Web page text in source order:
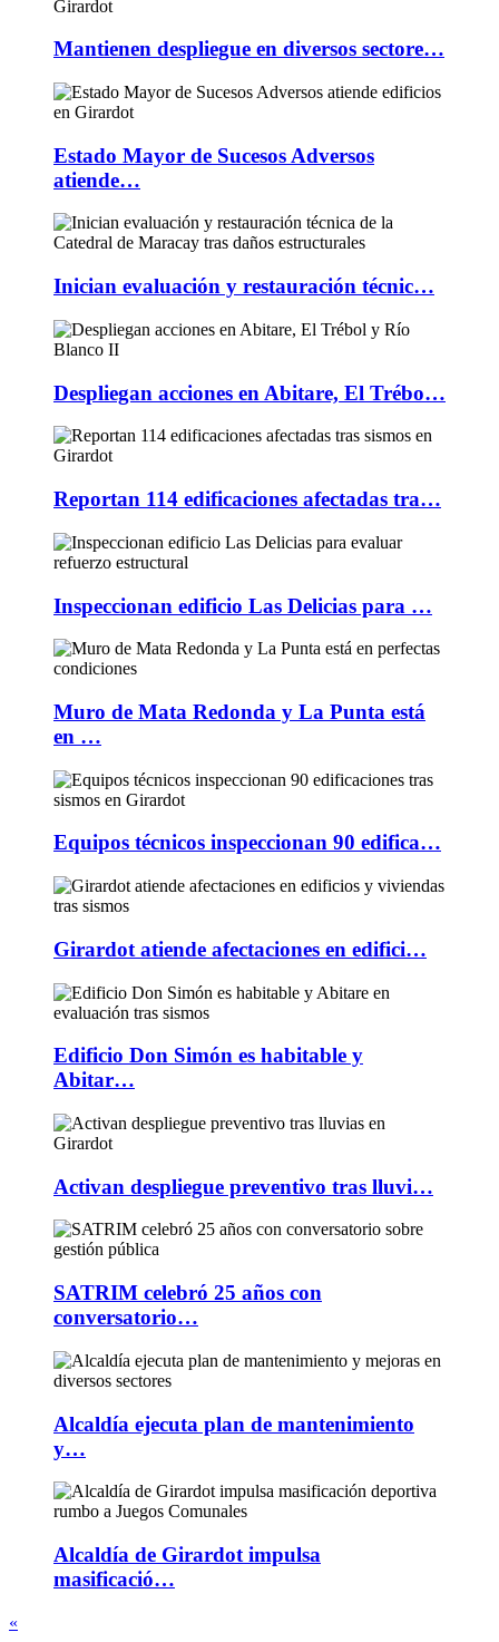
Mantienen despliegue en diversos sectore…
Estado Mayor de Sucesos Adversos
atiende…
Inician evaluación y restauración técnic…
Despliegan acciones en Abitare, El Trébo…
Reportan 114 edificaciones afectadas tra…
Inspeccionan edificio Las Delicias para …
Muro de Mata Redonda y La Punta está
en …
Equipos técnicos inspeccionan 90 edifica…
Girardot atiende afectaciones en edifici…
Edificio Don Simón es habitable y
Abitar…
Activan despliegue preventivo tras lluvi…
SATRIM celebró 25 años con
conversatorio…
Alcaldía ejecuta plan de mantenimiento
y…
Alcaldía de Girardot impulsa
masificació…
«